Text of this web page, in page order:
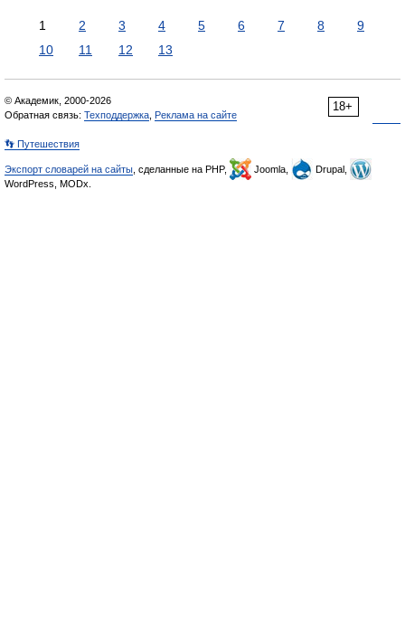
1 2 3 4 5 6 7 8
9
10
11 12 13
18+
© Академик, 2000-2026
Обратная связь: Техподдержка Реклама на сайте
👣 Путешествия
Экспорт словарей на сайты , сделанные на PHP, Joomla,
Drupal,
WordPress, MODx.